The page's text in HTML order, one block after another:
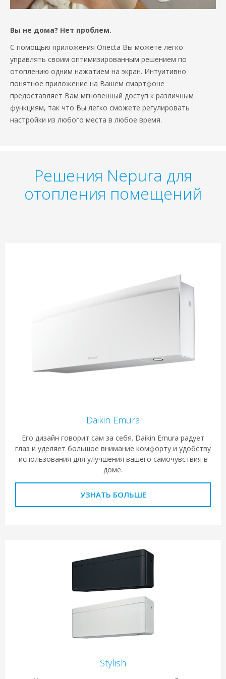
Вы не дома? Нет проблем.
С помощью приложения Onecta Вы можете легко
управлять своим оптимизированным решением по
отоплению одним нажатием на экран. Интуитивно
понятное приложение на Вашем смартфоне
предоставляет Вам мгновенный доступ к различным
функциям, так что Вы легко сможете регулировать
настройки из любого места в любое время.
Решения Nepura для
отопления помещений
Daikin Emura
Его дизайн говорит сам за себя. Daikin Emura радует
глаз и уделяет большое внимание комфорту и удобству
использования для улучшения вашего самочувствия в
доме.
УЗНАТЬ БОЛЬШЕ
Stylish